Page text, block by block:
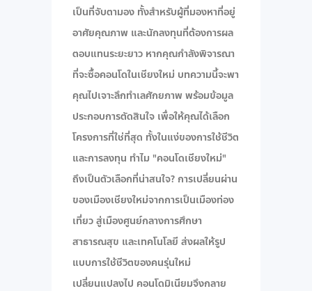
เป็นที่จับตามอง ทั้งสำหรับผู้ที่มองหาที่อยู่
อาศัยคุณภาพ และนักลงทุนที่ต้องการผล
ตอบแทนระยะยาว หากคุณกำลังพิจารณา
ที่จะซื้อคอนโดในเชียงใหม่ บทความนี้จะพา
คุณไปเจาะลึกทำเลศักยภาพ พร้อมข้อมูล
ประกอบการตัดสินใจ เพื่อให้คุณได้เลือก
โครงการที่ใช่ที่สุด ทั้งในแง่ของการใช้ชีวิต
และการลงทุน ทำไม "คอนโดเชียงใหม่"
ถึงเป็นตัวเลือกที่น่าสนใจ? การเปลี่ยนผ่าน
ของเมืองเชียงใหม่จากการเป็นเมืองท่อง
เที่ยว สู่เมืองศูนย์กลางการศึกษา
สาธารณสุข และเทคโนโลยี ส่งผลให้รูป
แบบการใช้ชีวิตของคนรุ่นใหม่
เปลี่ยนแปลงไป คอนโดมิเนียมจึงกลาย